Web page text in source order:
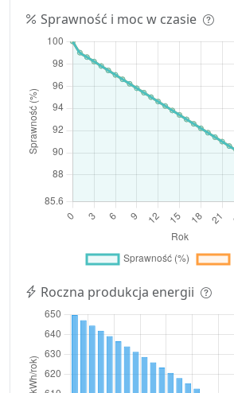
Sprawność i moc w czasie
Roczna produkcja energii